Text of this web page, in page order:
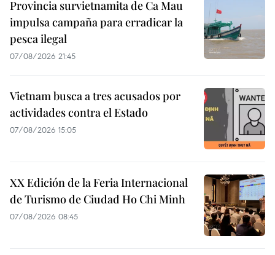
Provincia survietnamita de Ca Mau
impulsa campaña para erradicar la
pesca ilegal
07/08/2026 21:45
Vietnam busca a tres acusados por
actividades contra el Estado
07/08/2026 15:05
XX Edición de la Feria Internacional
de Turismo de Ciudad Ho Chi Minh
07/08/2026 08:45